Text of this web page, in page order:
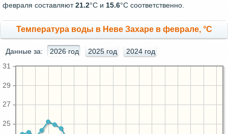
февраля составляют21.2°С и 15.6°С соответственно.
Температура воды в Неве Захаре в феврале, °C
Данные за: 2026 год 2025 год 2024 год
25
27
29
31